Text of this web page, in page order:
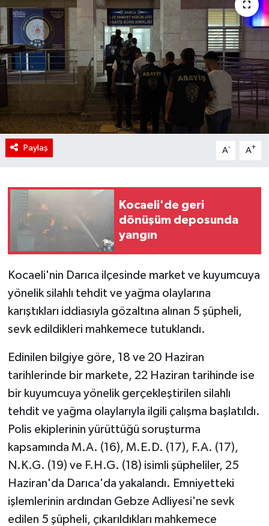
Paylaş A- A+
Kocaeli'de geri
dönüşüm deposunda
yangın
Kocaeli'nin Darıca ilçesinde market ve kuyumcuya
yönelik silahlı tehdit ve yağma olaylarına
karıştıkları iddiasıyla gözaltına alınan 5 şüpheli,
sevk edildikleri mahkemece tutuklandı.
Edinilen bilgiye göre, 18 ve 20 Haziran
tarihlerinde bir markete, 22 Haziran tarihinde ise
bir kuyumcuya yönelik gerçekleştirilen silahlı
tehdit ve yağma olaylarıyla ilgili çalışma başlatıldı.
Polis ekiplerinin yürüttüğü soruşturma
kapsamında M.A. (16), M.E.D. (17), F.A. (17),
N.K.G. (19) ve F.H.G. (18) isimli şüpheliler, 25
Haziran'da Darıca'da yakalandı. Emniyetteki
işlemlerinin ardından Gebze Adliyesi'ne sevk
edilen 5 şüpheli, çıkarıldıkları mahkemece